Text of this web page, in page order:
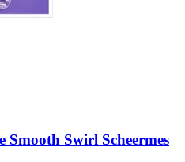
Smooth Swirl Scheermes